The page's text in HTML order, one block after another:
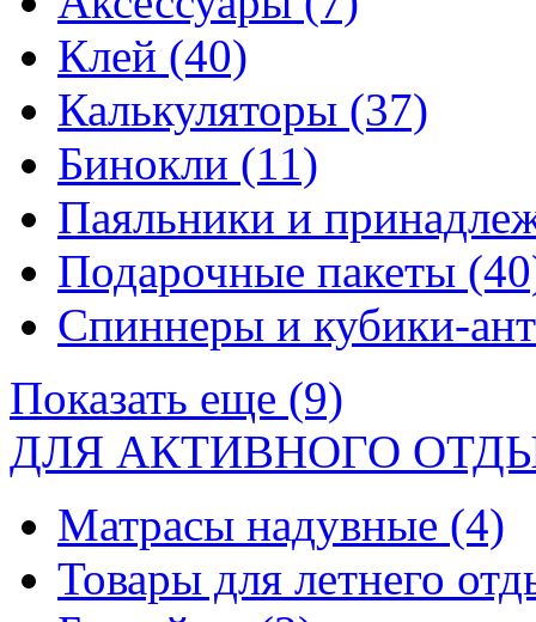
Клей (40)
Калькуляторы (37)
Бинокли (11)
Паяльники и
Подарочные пакеты
Спиннеры и кубики-
Показать еще (9)
ДЛЯ АКТИВНОГО
Матрасы надувные (4)
Товары для летнего